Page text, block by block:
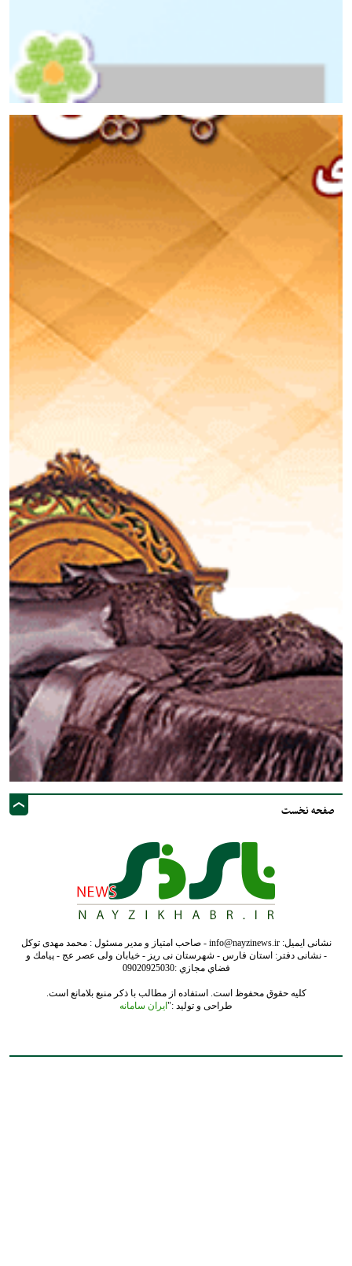
صفحه نخست
نشانی ایمیل: info@nayzinews.ir - صاحب امتیاز و مدیر مسئول : محمد مهدی توکل
- نشانی دفتر: استان فارس - شهرستان نی ریز - خیابان ولی عصر عج - پيامك و
فضاي مجازي :09020925030
کلیه حقوق محفوظ است. استفاده از مطالب با ذکر منبع بلامانع است.
طراحی و تولید :" ایران سامانه